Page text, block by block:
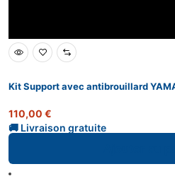
Kit Support avec antibrouillard
110,00 €